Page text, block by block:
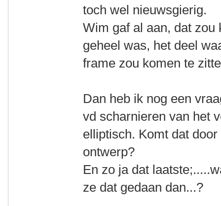
toch wel nieuwsgierig.
Wim gaf al aan, dat zou
geheel was, het deel
frame zou komen te
Dan heb ik nog een
vd scharnieren van het
elliptisch. Komt dat
ontwerp?
En zo ja dat
ze dat gedaan dan...?